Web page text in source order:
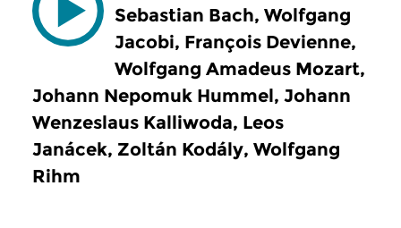
Sebastian Bach, Wolfgang
Jacobi, François Devienne,
Wolfgang Amadeus Mozart,
Johann Nepomuk Hummel, Johann
Wenzeslaus Kalliwoda, Leos
Janácek, Zoltán Kodály, Wolfgang
Rihm